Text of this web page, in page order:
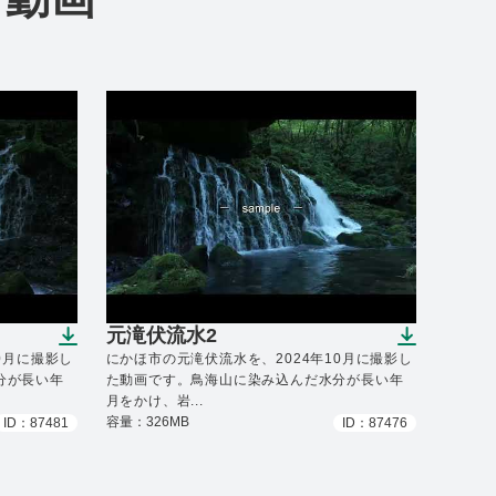
に撮影し
が長い年
ID：87481
元滝伏流水2
（ダウンロードできます）
にかほ市の元滝伏流水を、2024年10月に撮影し
た動画です。鳥海山に染み込んだ水分が長い年
月をかけ、岩...
容量：326MB
ID：87476